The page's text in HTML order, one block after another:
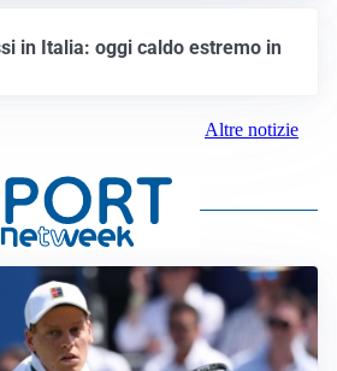
in Italia: oggi caldo estremo in
Altre notizie